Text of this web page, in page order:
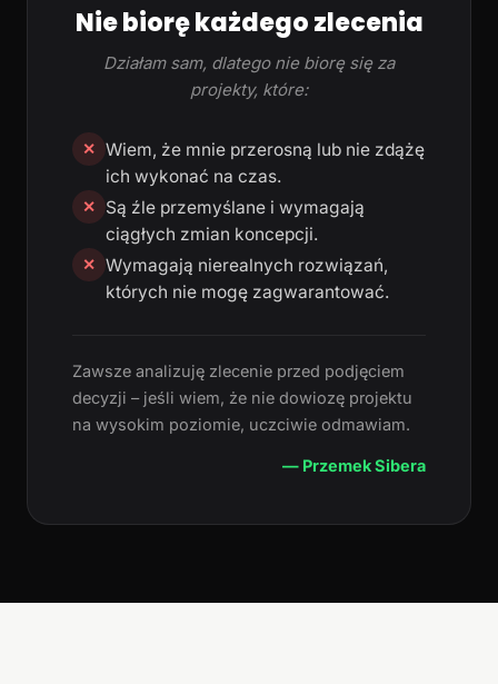
Nie biorę każdego zlecenia
Działam sam, dlatego nie biorę się za
projekty, które:
✕ Wiem, że mnie przerosną lub nie zdążę
ich wykonać na czas.
✕
Są źle przemyślane i wymagają
ciągłych zmian koncepcji.
✕ Wymagają nierealnych rozwiązań,
których nie mogę zagwarantować.
Zawsze analizuję zlecenie przed podjęciem
decyzji – jeśli wiem, że nie dowiozę projektu
na wysokim poziomie, uczciwie odmawiam.
— Przemek Sibera